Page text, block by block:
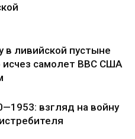
в ливийской пустыне
исчез самолет ВВС США
взгляд на войну